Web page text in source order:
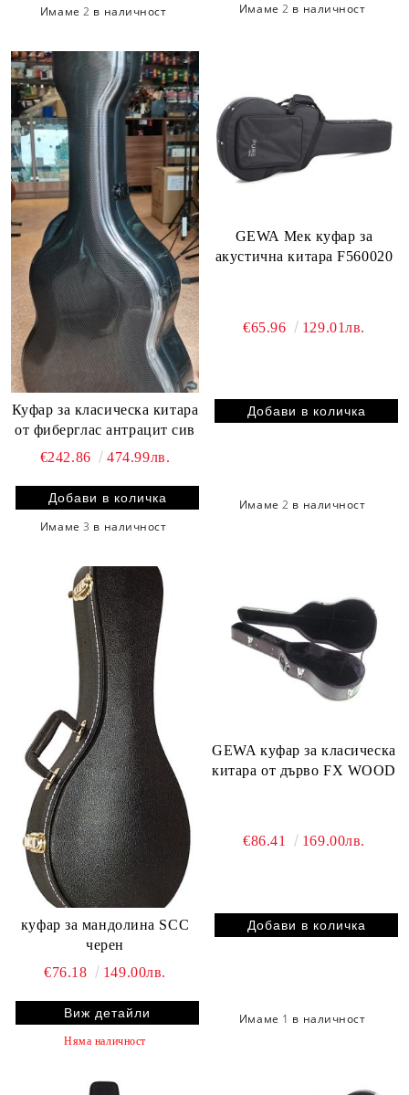
Имаме2 в наличност Имаме2 в наличност
Куфар за класическа китара
от фиберглас антрацит сив
€242.86
474.99лв.
Имаме3 в наличност
GEWA Мек куфар за
акустична китара F560020
€65.96 129.01лв.
Имаме2 в наличност
куфар за мандолина SCC
черен
€76.18
149.00лв.
Виж детайли
Няма наличност
GEWA куфар за класическа
китара от дърво FX WOOD
€86.41 169.00лв.
Имаме 1 в наличност